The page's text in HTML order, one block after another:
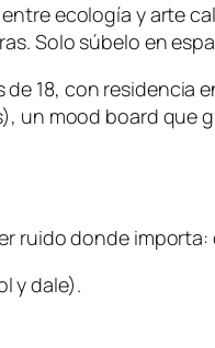
ecología y arte
Solo súbelo en
18, con residencia
un mood board que
donde importa:
y dale).